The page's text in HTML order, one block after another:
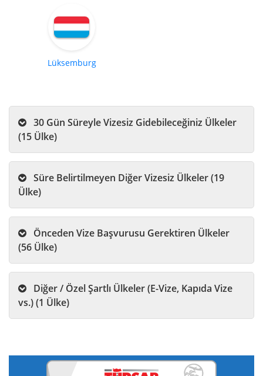
Lüksemburg
(15 Ülke)
Ülke)
(56 Ülke)
vs.) (1 Ülke)